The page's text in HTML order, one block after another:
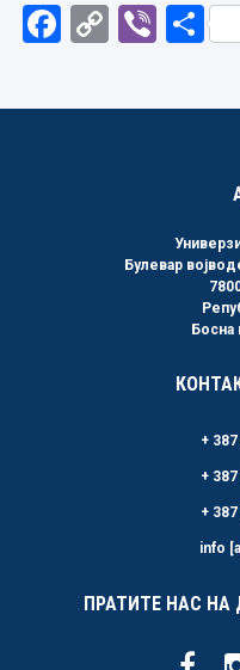
Facebook
CopyViber
Булевар
Босна
+
+
+
info
ПРАТИТЕ НАС